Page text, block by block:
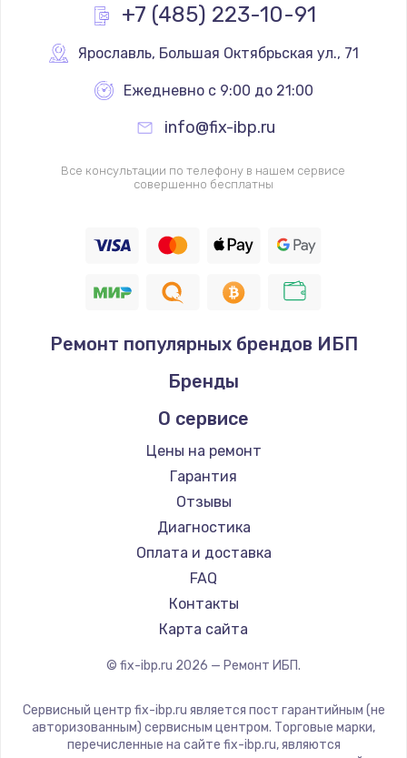
+7 (485) 223-10-91
Ярославль, Большая Октябрьская ул., 71
Ежедневно с 9:00 до 21:00
info@fix-ibp.ru
Все консультации по телефону в нашем сервисе
совершенно бесплатны
Ремонт популярных брендов ИБП
Бренды
О сервисе
Цены на ремонт
Гарантия
Отзывы
Диагностика
Оплата и доставка
FAQ
Контакты
Карта сайта
© fix-ibp.ru 2026 — Ремонт ИБП.
Сервисный центр fix-ibp.ru является пост гарантийным (не
авторизованным) сервисным центром. Торговые марки,
перечисленные на сайте fix-ibp.ru, являются